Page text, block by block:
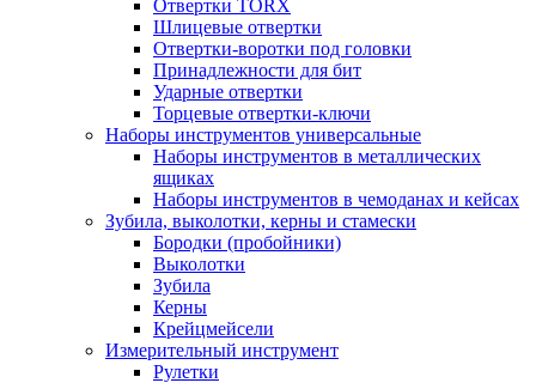
Отвертки TORX
Шлицевые отвертки
Отвертки-воротки под головки
Принадлежности для бит
Ударные отвертки
Торцевые отвертки-ключи
Наборы инструментов универсальные
Наборы инструментов в металлических
ящиках
Наборы инструментов в чемоданах и кейсах
Зубила, выколотки, керны и стамески
Бородки (пробойники)
Выколотки
Зубила
Керны
Крейцмейсели
Измерительный инструмент
Рулетки